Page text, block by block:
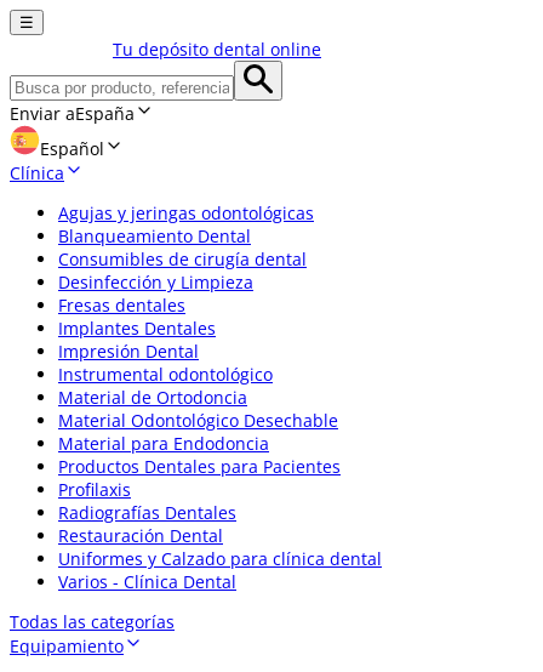
☰
Tu depósito dental online
Enviar aEspaña
Español
Clínica
Agujas y jeringas odontológicas
Blanqueamiento Dental
Consumibles de cirugía dental
Desinfección y Limpieza
Fresas dentales
Implantes Dentales
Impresión Dental
Instrumental odontológico
Material de Ortodoncia
Material Odontológico Desechable
Material para Endodoncia
Productos Dentales para Pacientes
Profilaxis
Radiografías Dentales
Restauración Dental
Uniformes y Calzado para clínica dental
Varios - Clínica Dental
Todas las categorías
Equipamiento